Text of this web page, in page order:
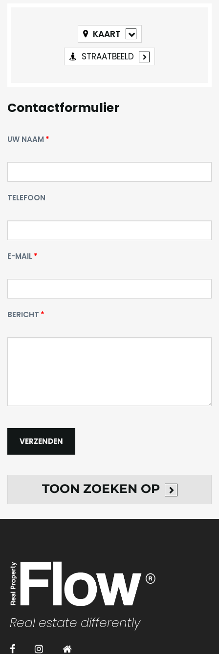
KAART
STRAATBEELD
Contactformulier
UW NAAM
TELEFOON
E-MAIL
BERICHT
TOON ZOEKEN OP
Real estate differently